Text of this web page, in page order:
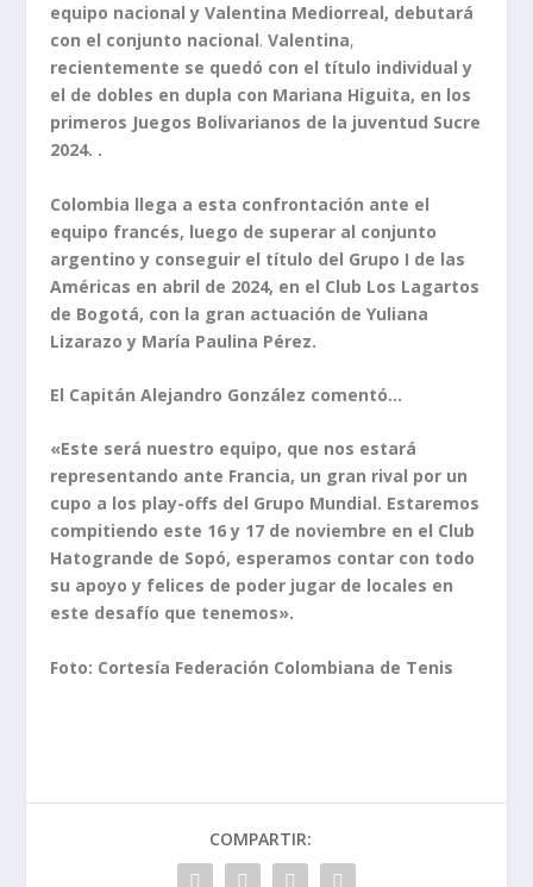
equipo nacional y Valentina Mediorreal, debutará
con el conjunto nacional.Valentina,
recientemente se quedó con el título individual y
el de dobles en dupla con Mariana Higuita, en los
primeros Juegos Bolivarianos de la juventud Sucre
2024. .
Colombia llega a esta confrontación ante el
equipo francés, luego de superar al conjunto
argentino y conseguir el título del Grupo I de las
Américas en abril de 2024, en el Club Los Lagartos
de Bogotá, con la gran actuación de Yuliana
Lizarazo y María Paulina Pérez.
El Capitán Alejandro González comentó…
«Este será nuestro equipo, que nos estará
representando ante Francia, un gran rival por un
cupo a los play-offs del Grupo Mundial. Estaremos
compitiendo este 16 y 17 de noviembre en el Club
Hatogrande de Sopó, esperamos contar con todo
su apoyo y felices de poder jugar de locales en
este desafío que tenemos».
Foto: Cortesía Federación Colombiana de Tenis
COMPARTIR: